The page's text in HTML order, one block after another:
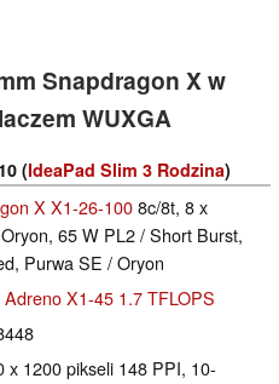
Snapdragon X w
WUXGA
(IdeaPad Slim 3 Rodzina)
X X1-26-1008c/8t, 8 x
65 W PL2 / Short Burst,
Purwa SE / Oryon
X1-45 1.7 TFLOPS
x 1200 pikseli 148 PPI, 10-